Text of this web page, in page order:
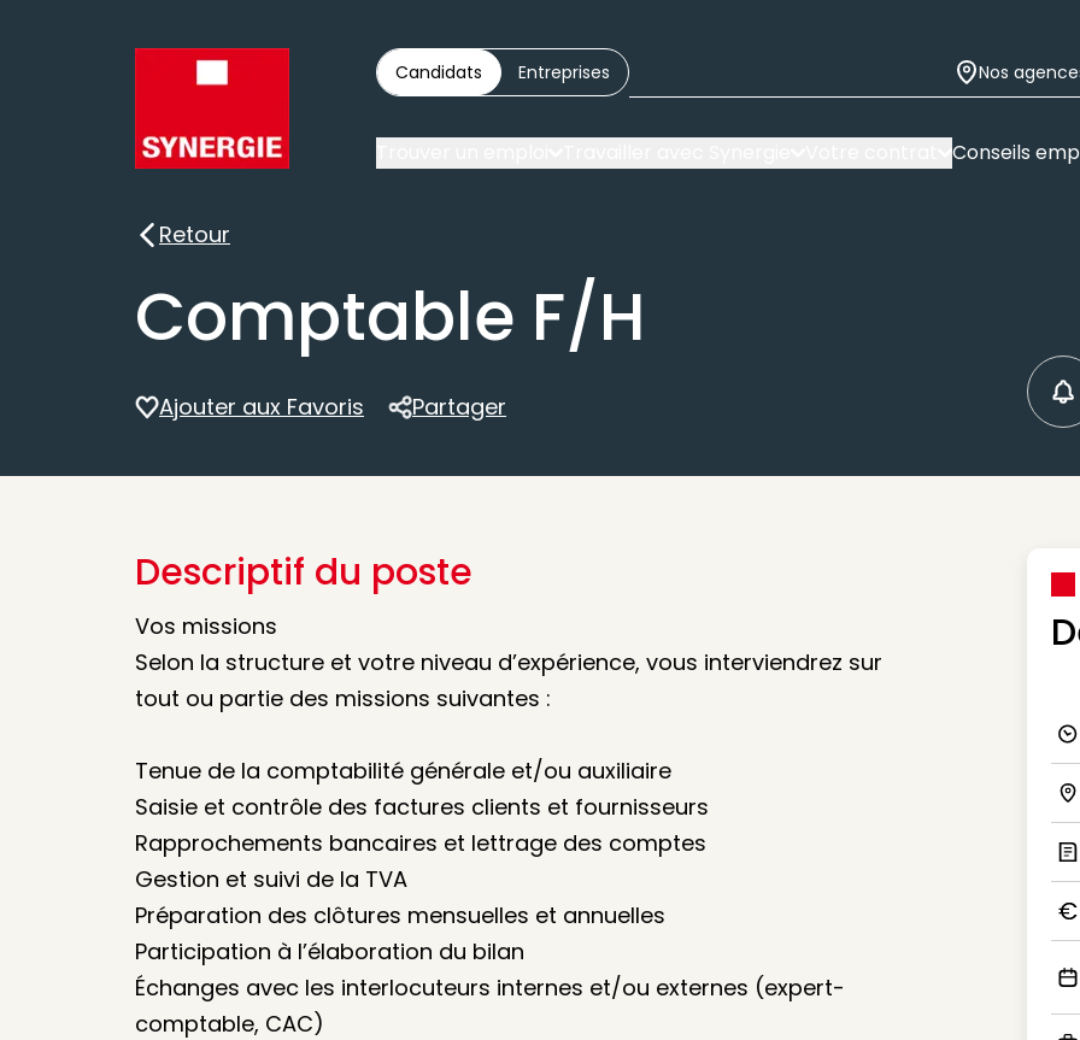
Candidats Entreprises Nos
Conseils
Retour
Retour
Comptable F/H
Ajouter aux Favoris
Partager
Partager
Descriptif du poste
Vos missions
Selon la structure et votre niveau d’expérience, vous interviendrez sur
tout ou partie des missions suivantes :
Tenue de la comptabilité générale et/ou auxiliaire
Saisie et contrôle des factures clients et fournisseurs
Rapprochements bancaires et lettrage des comptes
Gestion et suivi de la TVA
Préparation des clôtures mensuelles et annuelles
Participation à l’élaboration du bilan
Échanges avec les interlocuteurs internes et/ou externes (expert-
comptable, CAC)